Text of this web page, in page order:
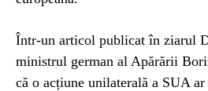
Într-un articol publicat în ziarul
ministrul german al Apărării
că o acțiune unilaterală a SUA